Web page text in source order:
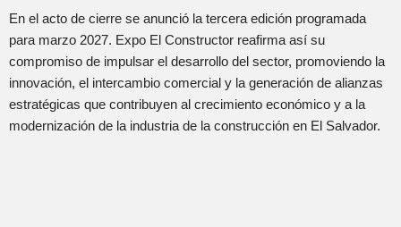
En el acto de cierre se anunció la tercera edición programada
para marzo 2027. Expo El Constructor reafirma así su
compromiso de impulsar el desarrollo del sector, promoviendo la
innovación, el intercambio comercial y la generación de alianzas
estratégicas que contribuyen al crecimiento económico y a la
modernización de la industria de la construcción en El Salvador.